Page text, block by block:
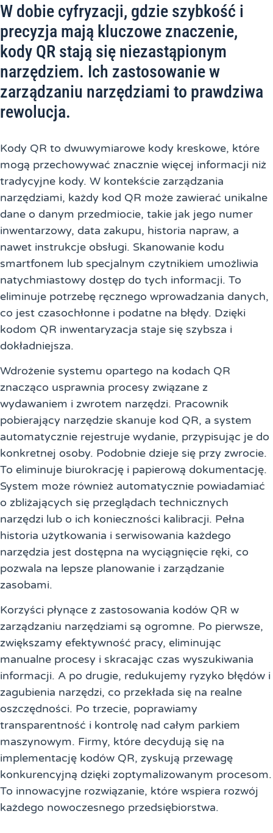
W dobie cyfryzacji, gdzie szybkość i
precyzja mają kluczowe znaczenie,
kody QR stają się niezastąpionym
narzędziem. Ich zastosowanie w
zarządzaniu narzędziami to prawdziwa
rewolucja.
Kody QR to dwuwymiarowe kody kreskowe, które
mogą przechowywać znacznie więcej informacji niż
tradycyjne kody. W kontekście zarządzania
narzędziami, każdy kod QR może zawierać unikalne
dane o danym przedmiocie, takie jak jego numer
inwentarzowy, data zakupu, historia napraw, a
nawet instrukcje obsługi. Skanowanie kodu
smartfonem lub specjalnym czytnikiem umożliwia
natychmiastowy dostęp do tych informacji. To
eliminuje potrzebę ręcznego wprowadzania danych,
co jest czasochłonne i podatne na błędy. Dzięki
kodom QR inwentaryzacja staje się szybsza i
dokładniejsza.
Wdrożenie systemu opartego na kodach QR
znacząco usprawnia procesy związane z
wydawaniem i zwrotem narzędzi. Pracownik
pobierający narzędzie skanuje kod QR, a system
automatycznie rejestruje wydanie, przypisując je do
konkretnej osoby. Podobnie dzieje się przy zwrocie.
To eliminuje biurokrację i papierową dokumentację.
System może również automatycznie powiadamiać
o zbliżających się przeglądach technicznych
narzędzi lub o ich konieczności kalibracji. Pełna
historia użytkowania i serwisowania każdego
narzędzia jest dostępna na wyciągnięcie ręki, co
pozwala na lepsze planowanie i zarządzanie
zasobami.
Korzyści płynące z zastosowania kodów QR w
zarządzaniu narzędziami są ogromne. Po pierwsze,
zwiększamy efektywność pracy, eliminując
manualne procesy i skracając czas wyszukiwania
informacji. A po drugie, redukujemy ryzyko błędów i
zagubienia narzędzi, co przekłada się na realne
oszczędności. Po trzecie, poprawiamy
transparentność i kontrolę nad całym parkiem
maszynowym. Firmy, które decydują się na
implementację kodów QR, zyskują przewagę
konkurencyjną dzięki zoptymalizowanym procesom.
To innowacyjne rozwiązanie, które wspiera rozwój
każdego nowoczesnego przedsiębiorstwa.